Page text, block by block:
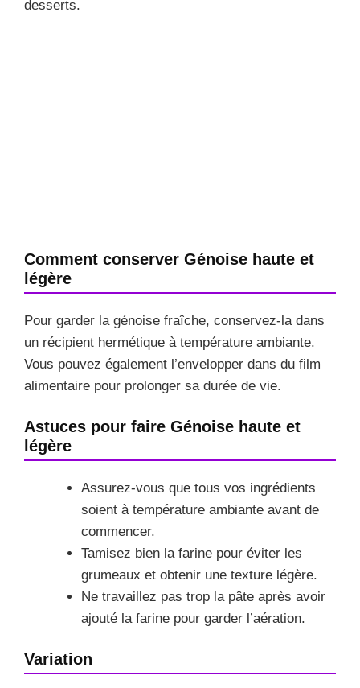
desserts.
Comment conserver Génoise haute et
légère
Pour garder la génoise fraîche, conservez-la dans
un récipient hermétique à température ambiante.
Vous pouvez également l’envelopper dans du film
alimentaire pour prolonger sa durée de vie.
Astuces pour faire Génoise haute et
légère
Assurez-vous que tous vos ingrédients
soient à température ambiante avant de
commencer.
Tamisez bien la farine pour éviter les
grumeaux et obtenir une texture légère.
Ne travaillez pas trop la pâte après avoir
ajouté la farine pour garder l’aération.
Variation